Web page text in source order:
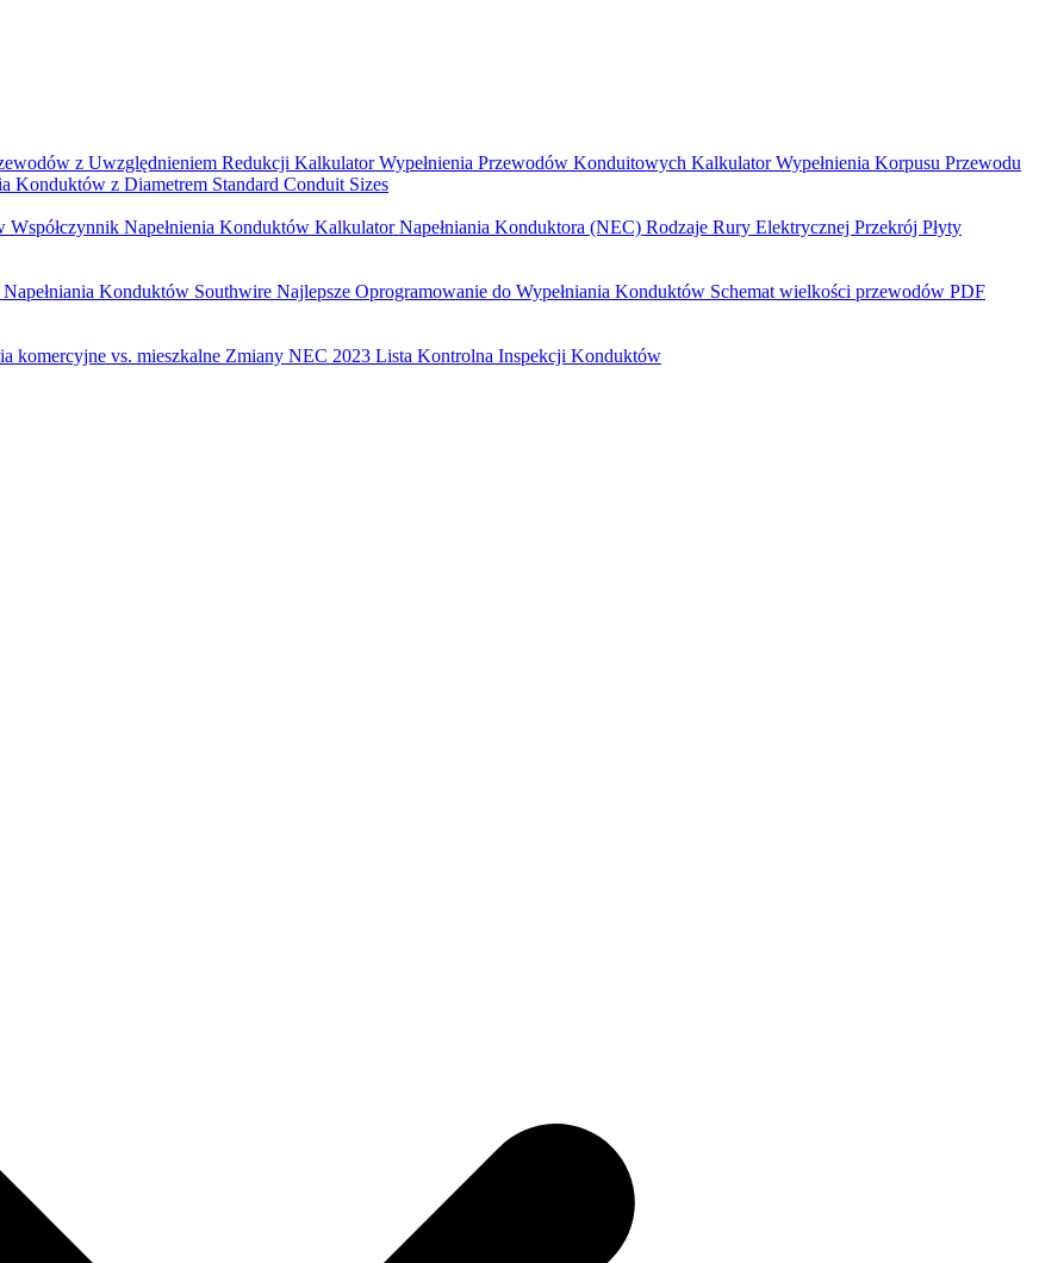
z Uwzględnieniem Redukcji Kalkulator Wypełnienia Przewodów Konduitowych Kalkulator Wypełnienia Korpusu Przewodu
Konduktów z Diametrem Standard Conduit Sizes
Współczynnik Napełnienia Konduktów Kalkulator Napełniania Konduktora (NEC) Rodzaje Rury Elektrycznej Przekrój Płyty
Konduktów Southwire Najlepsze Oprogramowanie do Wypełniania Konduktów Schemat wielkości przewodów PDF
komercyjne vs. mieszkalne Zmiany NEC 2023 Lista Kontrolna Inspekcji Konduktów